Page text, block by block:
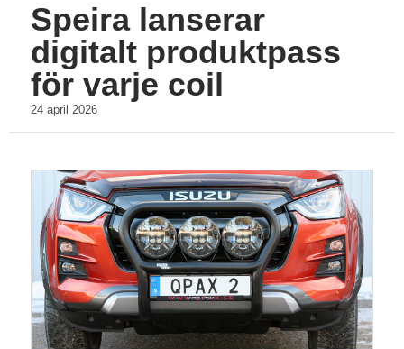
Speira lanserar
digitalt produktpass
för varje coil
24 april 2026